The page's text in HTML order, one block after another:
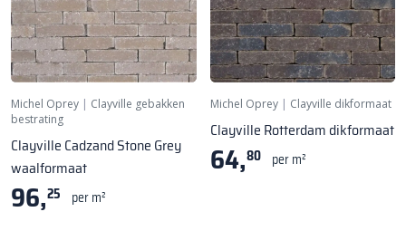
Michel Oprey | Clayville gebakken
bestrating
Clayville Cadzand Stone Grey
waalformaat
96,25 per m²
Michel Oprey| Clayville dikformaat
Clayville Rotterdam dikformaat
64,80 per m²